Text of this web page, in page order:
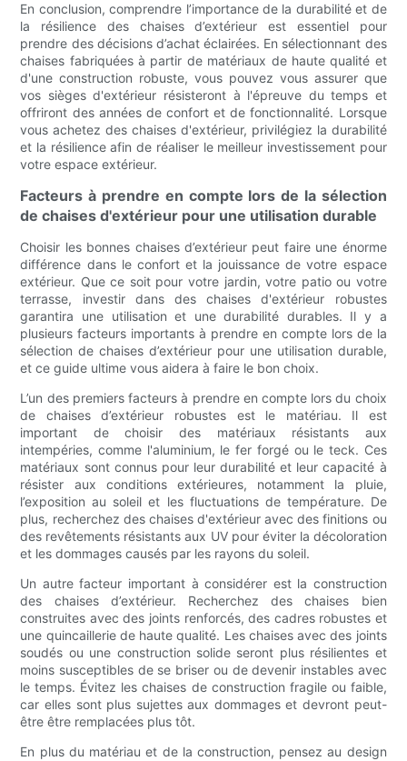
En conclusion, comprendre l’importance de la durabilité et de
la résilience des chaises d’extérieur est essentiel pour
prendre des décisions d’achat éclairées. En sélectionnant des
chaises fabriquées à partir de matériaux de haute qualité et
d'une construction robuste, vous pouvez vous assurer que
vos sièges d'extérieur résisteront à l'épreuve du temps et
offriront des années de confort et de fonctionnalité. Lorsque
vous achetez des chaises d'extérieur, privilégiez la durabilité
et la résilience afin de réaliser le meilleur investissement pour
votre espace extérieur.
Facteurs à prendre en compte lors de la sélection
de chaises d'extérieur pour une utilisation durable
Choisir les bonnes chaises d’extérieur peut faire une énorme
différence dans le confort et la jouissance de votre espace
extérieur. Que ce soit pour votre jardin, votre patio ou votre
terrasse, investir dans des chaises d'extérieur robustes
garantira une utilisation et une durabilité durables. Il y a
plusieurs facteurs importants à prendre en compte lors de la
sélection de chaises d’extérieur pour une utilisation durable,
et ce guide ultime vous aidera à faire le bon choix.
L’un des premiers facteurs à prendre en compte lors du choix
de chaises d’extérieur robustes est le matériau. Il est
important de choisir des matériaux résistants aux
intempéries, comme l'aluminium, le fer forgé ou le teck. Ces
matériaux sont connus pour leur durabilité et leur capacité à
résister aux conditions extérieures, notamment la pluie,
l’exposition au soleil et les fluctuations de température. De
plus, recherchez des chaises d'extérieur avec des finitions ou
des revêtements résistants aux UV pour éviter la décoloration
et les dommages causés par les rayons du soleil.
Un autre facteur important à considérer est la construction
des chaises d’extérieur. Recherchez des chaises bien
construites avec des joints renforcés, des cadres robustes et
une quincaillerie de haute qualité. Les chaises avec des joints
soudés ou une construction solide seront plus résilientes et
moins susceptibles de se briser ou de devenir instables avec
le temps. Évitez les chaises de construction fragile ou faible,
car elles sont plus sujettes aux dommages et devront peut-
être être remplacées plus tôt.
En plus du matériau et de la construction, pensez au design